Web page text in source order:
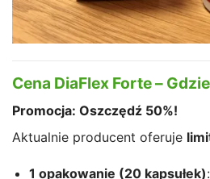
Cena DiaFlex Forte –
Promocja: Oszczędź 50%!
Aktualnie producent oferuje
1 opakowanie (20 kapsułek)